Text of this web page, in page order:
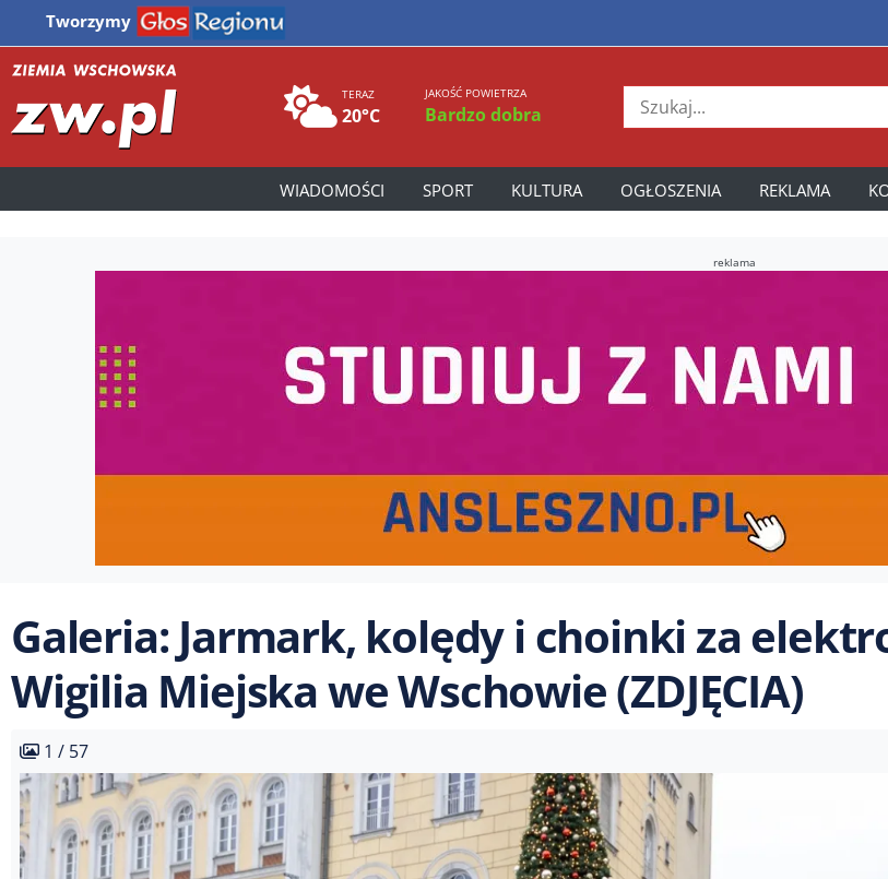
Tworzymy
TERAZ
20°C
JAKOŚĆ POWIETRZA
Bardzo dobra
WIADOMOŚCI SPORT KULTURA OGŁOSZENIA REKLAMA
reklama
Galeria: Jarmark, kolędy i choinki za
Wigilia Miejska we Wschowie (ZDJĘCIA)
1 / 57